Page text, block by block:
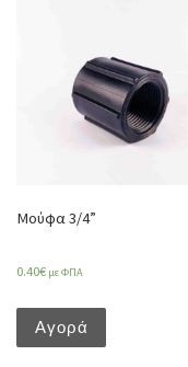
Μούφα 3/4”
0.40€ με ΦΠΑ
Αγορά